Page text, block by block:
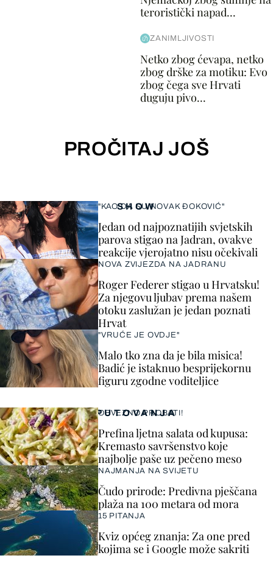
teroristički napad...
ZANIMLJIVOSTI
Netko zbog ćevapa, netko
zbog drške za motiku: Evo
zbog čega sve Hrvati
duguju pivo...
PROČITAJ JOŠ
SHOW
"KAO DA SU NOVAK ĐOKOVIĆ"
Jedan od najpoznatijih svjetskih
parova stigao na Jadran, ovakve
reakcije vjerojatno nisu očekivali
NOVA ZVIJEZDA NA JADRANU
Roger Federer stigao u Hrvatsku!
Za njegovu ljubav prema našem
otoku zaslužan je jedan poznati
Hrvat
"VRUĆE JE OVDJE"
Malo tko zna da je bila misica!
Badić je istaknuo besprijekornu
figuru zgodne voditeljice
PUTOVANJA
OBVEZNO PROBATI!
Prefina ljetna salata od kupusa:
Kremasto savršenstvo koje
najbolje paše uz pečeno meso
NAJMANJA NA SVIJETU
Čudo prirode: Predivna pješčana
plaža na 100 metara od mora
15 PITANJA
Kviz općeg znanja: Za one pred
kojima se i Google može sakriti